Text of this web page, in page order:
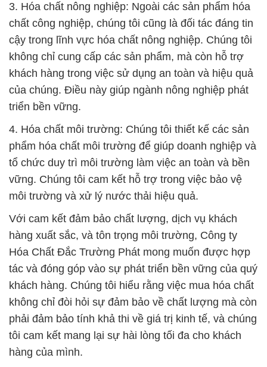
3. Hóa chất nông nghiệp: Ngoài các sản phẩm hóa
chất công nghiệp, chúng tôi cũng là đối tác đáng tin
cậy trong lĩnh vực hóa chất nông nghiệp. Chúng tôi
không chỉ cung cấp các sản phẩm, mà còn hỗ trợ
khách hàng trong việc sử dụng an toàn và hiệu quả
của chúng. Điều này giúp ngành nông nghiệp phát
triển bền vững.
4. Hóa chất môi trường: Chúng tôi thiết kế các sản
phẩm hóa chất môi trường để giúp doanh nghiệp và
tổ chức duy trì môi trường làm việc an toàn và bền
vững. Chúng tôi cam kết hỗ trợ trong việc bảo vệ
môi trường và xử lý nước thải hiệu quả.
Với cam kết đảm bảo chất lượng, dịch vụ khách
hàng xuất sắc, và tôn trọng môi trường, Công ty
Hóa Chất Đắc Trường Phát mong muốn được hợp
tác và đóng góp vào sự phát triển bền vững của quý
khách hàng. Chúng tôi hiểu rằng việc mua hóa chất
không chỉ đòi hỏi sự đảm bảo về chất lượng mà còn
phải đảm bảo tính khả thi về giá trị kinh tế, và chúng
tôi cam kết mang lại sự hài lòng tối đa cho khách
hàng của mình.